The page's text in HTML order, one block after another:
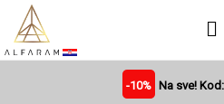
-10% Na sve! Kod: